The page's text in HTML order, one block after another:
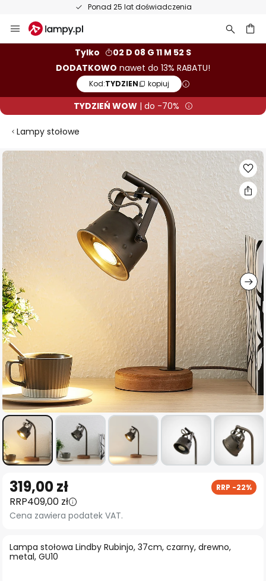
Ponad 25 lat doświadczenia
Przejdź
do
Tylko
02 D 08 G 11 M 52 S
DODATKOWO nawet do 13% RABATU!
Kod:TYDZIEN kopiuj
TYDZIEŃ WOW| do -70%
Lampy stołowe
Przejdź
na
koniec
galerii
na
początek
galerii
Lampa stołowa Lindby Rubinjo, 37cm, czarny, drewno,
metal, GU10
319,00 zł RRP -22%
RRP409,00 zł
Cena zawiera podatek VAT.